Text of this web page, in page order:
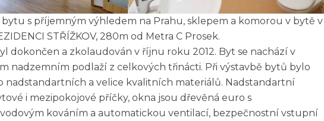
s příjemným výhledem na Prahu, sklepem a komorou v bytě v
STŘÍŽKOV, 280m od Metra C Prosek.
dokončen a zkolaudován v říjnu roku 2012. Byt se nachází v
nadzemním podlaží z celkových třinácti. Při výstavbě bytů bylo
nadstandartních a velice kvalitních materiálů. Nadstandartní
i mezipokojové příčky, okna jsou dřevěná euro s
kováním a automatickou ventilací, bezpečnostní vstupní